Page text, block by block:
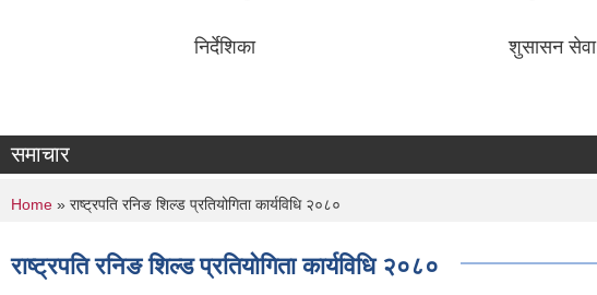
निर्देशिका शुसासन सेवा
समाचार
You are here
Home » राष्ट्रपति रनिङ शिल्ड प्रतियोगिता कार्यविधि २०८०
राष्ट्रपति रनिङ शिल्ड प्रतियोगिता कार्यविधि २०८०